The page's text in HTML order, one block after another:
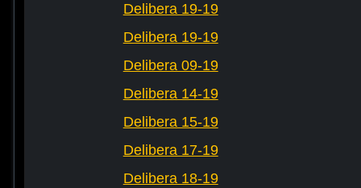
Delibera 19-19
Delibera 19-19
Delibera 09-19
Delibera 14-19
Delibera 15-19
Delibera 17-19
Delibera 18-19